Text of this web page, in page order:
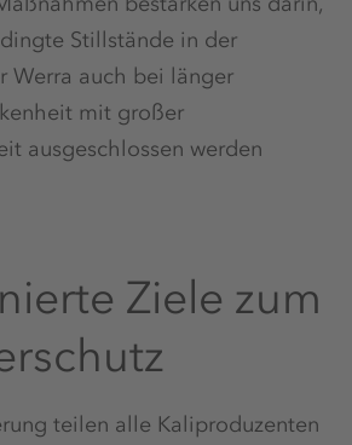
Stillstände in der
Werra auch bei länger
mit großer
ausgeschlossen werden
Ziele zum
teilen alle Kaliproduzenten